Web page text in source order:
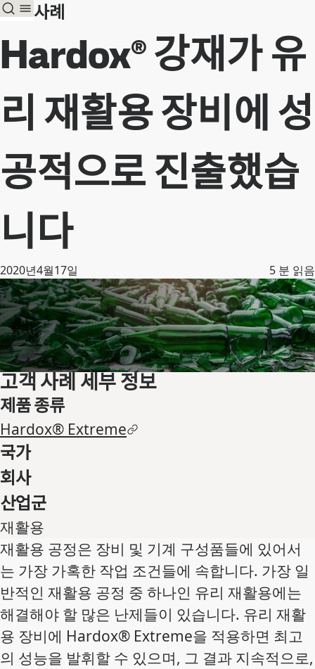
고객 사례
Hardox® 강재가 유
리 재활용 장비에 성
공적으로 진출했습
니다
2020년4월17일 5 분 읽음
고객 사례 세부 정보
제품 종류
Hardox® Extreme
국가
회사
산업군
재활용
재활용 공정은 장비 및 기계 구성품들에 있어서
는 가장 가혹한 작업 조건들에 속합니다. 가장 일
반적인 재활용 공정 중 하나인 유리 재활용에는
해결해야 할 많은 난제들이 있습니다. 유리 재활
용 장비에 Hardox® Extreme을 적용하면 최고
의 성능을 발휘할 수 있으며, 그 결과 지속적으로,